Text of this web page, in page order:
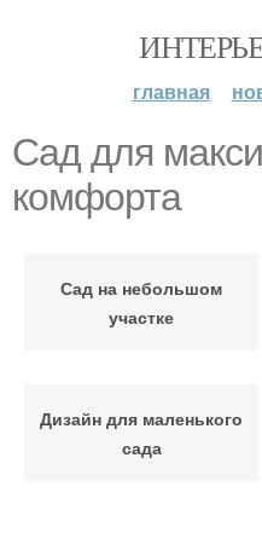
главная
Сад для
комфорта
Сад на небольшом
участке
Дизайн для маленького
сада